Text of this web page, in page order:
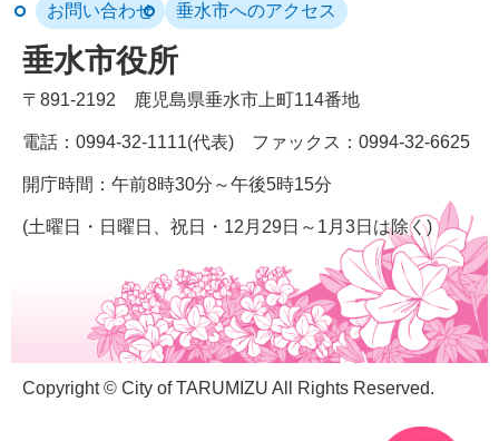
垂水市役所
お問い合わせ 垂水市へのアクセス
〒891-2192 鹿児島県垂水市上町114番地
電話：0994-32-1111(代表) ファックス：0994-32-6625
開庁時間：午前8時30分～午後5時15分
(土曜日・日曜日、祝日・12月29日～1月3日は除く)
Copyright © City of TARUMIZU All Rights Reserved.